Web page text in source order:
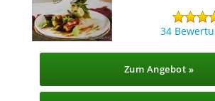
34
Zum Angebot »